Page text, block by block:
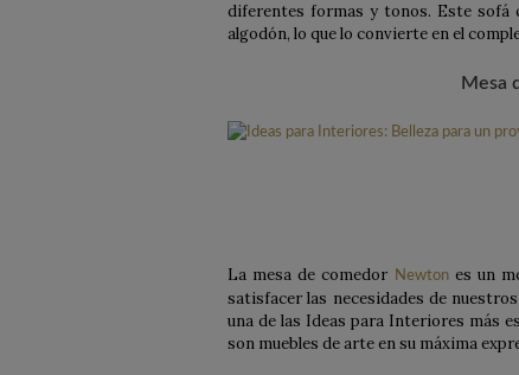
diferentes formas y tonos. Este sofá
algodón, lo que lo convierte en el
Mesa
La mesa de comedor Newton es un
satisfacer las necesidades de
una de las Ideas para Interiores más
son muebles de arte en su máxima